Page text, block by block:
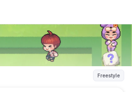
Freestyle